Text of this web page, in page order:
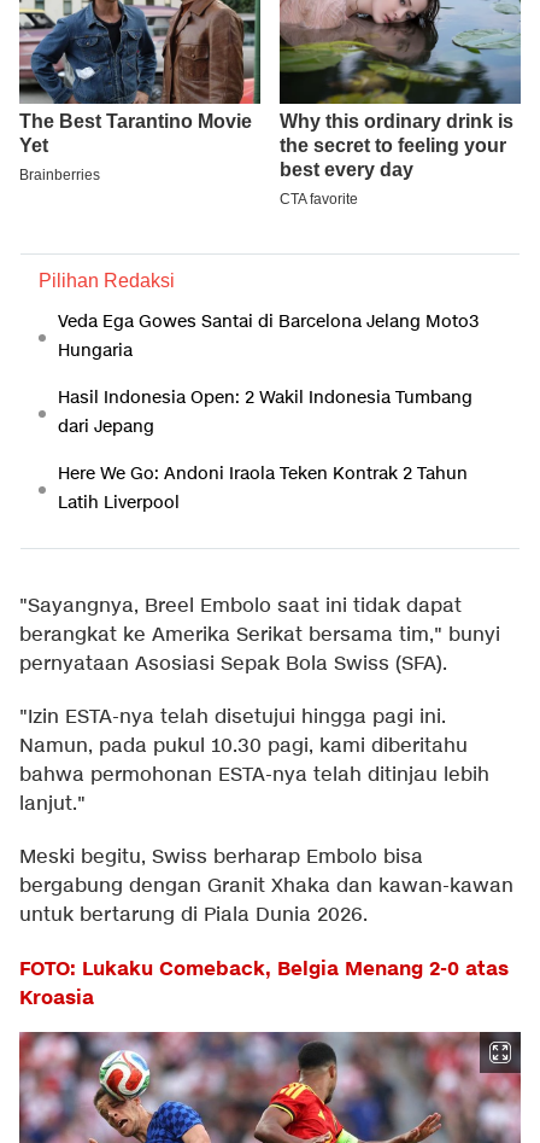
Pilihan Redaksi
Veda Ega Gowes Santai di Barcelona Jelang Moto3
Hungaria
Hasil Indonesia Open: 2 Wakil Indonesia Tumbang
dari Jepang
Here We Go: Andoni Iraola Teken Kontrak 2 Tahun
Latih Liverpool
"Sayangnya, Breel Embolo saat ini tidak dapat
berangkat ke Amerika Serikat bersama tim," bunyi
pernyataan Asosiasi Sepak Bola Swiss (SFA).
"Izin ESTA-nya telah disetujui hingga pagi ini.
Namun, pada pukul 10.30 pagi, kami diberitahu
bahwa permohonan ESTA-nya telah ditinjau lebih
lanjut."
Meski begitu, Swiss berharap Embolo bisa
bergabung dengan Granit Xhaka dan kawan-kawan
untuk bertarung di Piala Dunia 2026.
FOTO: Lukaku Comeback, Belgia Menang 2-0 atas
Kroasia